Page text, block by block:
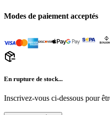
Modes de paiement acceptés
En rupture de stock...
Inscrivez-vous ci-dessous pour